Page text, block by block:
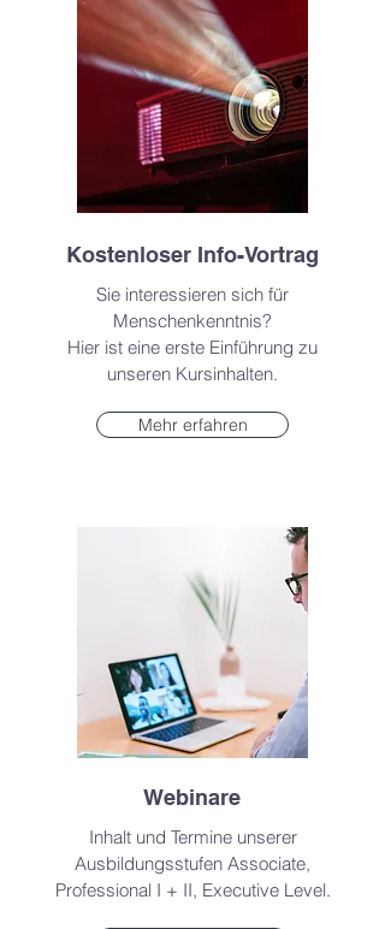
Kostenloser Info-Vortrag
Sie interessieren sich für
Menschenkenntnis?
Hier ist eine erste Einführung zu
unseren Kursinhalten.
Mehr erfahren
Webinare
Inhalt und Termine unserer
Ausbildungsstufen Associate,
Professional I + II, Executive Level.